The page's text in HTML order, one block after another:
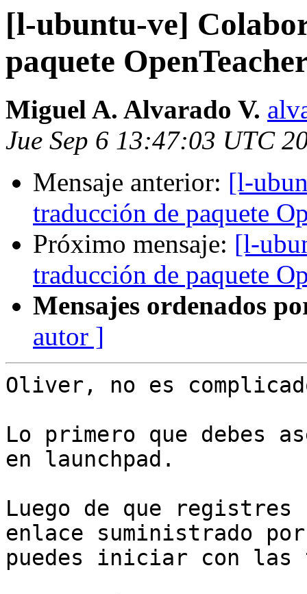
[l-ubuntu-ve]
paquete
Miguel A. Alvarado V.
Jue Sep 6 13:47:03 UTC
Mensaje anterior: [l-
traducción de paquete
Próximo mensaje: [l-
traducción de paquete
Mensajes ordenados
autor ]
Oliver, no es
Lo primero que debes
en launchpad.
Luego de que
enlace suministrado por
puedes iniciar con las